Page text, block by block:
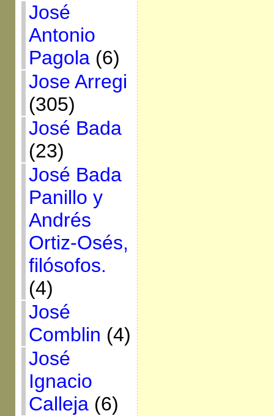
José
Antonio
Pagola(6)
Jose Arregi
(305)
José Bada
(23)
José Bada
Panillo y
Andrés
Ortiz-Osés,
filósofos.
(4)
José
Comblin (4)
José
Ignacio
Calleja(6)